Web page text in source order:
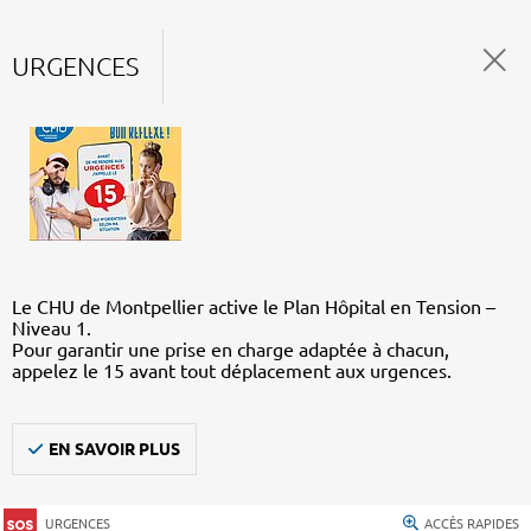
URGENCES
Le CHU de Montpellier active le Plan Hôpital en Tension –
Niveau 1.
Pour garantir une prise en charge adaptée à chacun,
appelez le 15 avant tout déplacement aux urgences.
EN SAVOIR PLUS
URGENCES ACCÈS RAPIDES